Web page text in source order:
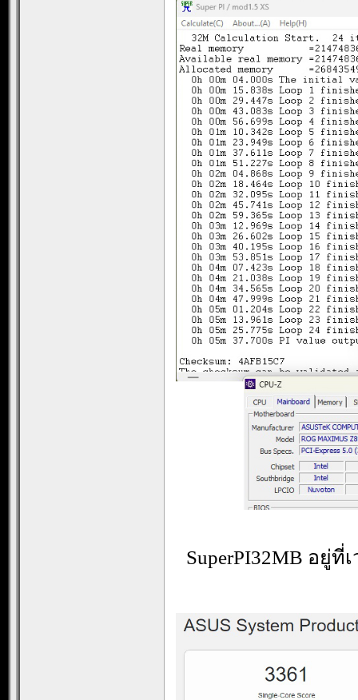
SuperPI32MB อยู่ที่